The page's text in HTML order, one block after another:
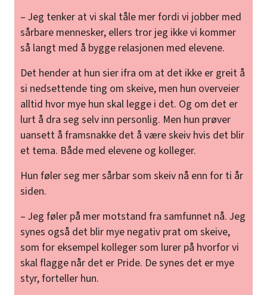
– Jeg tenker at vi skal tåle mer fordi vi jobber med
sårbare mennesker, ellers tror jeg ikke vi kommer
så langt med å bygge relasjonen med elevene.
Det hender at hun sier ifra om at det ikke er greit å
si nedsettende ting om skeive, men hun overveier
alltid hvor mye hun skal legge i det. Og om det er
lurt å dra seg selv inn personlig. Men hun prøver
uansett å framsnakke det å være skeiv hvis det blir
et tema. Både med elevene og kolleger.
Hun føler seg mer sårbar som skeiv nå enn for ti år
siden.
– Jeg føler på mer motstand fra samfunnet nå. Jeg
synes også det blir mye negativ prat om skeive,
som for eksempel kolleger som lurer på hvorfor vi
skal flagge når det er Pride. De synes det er mye
styr, forteller hun.